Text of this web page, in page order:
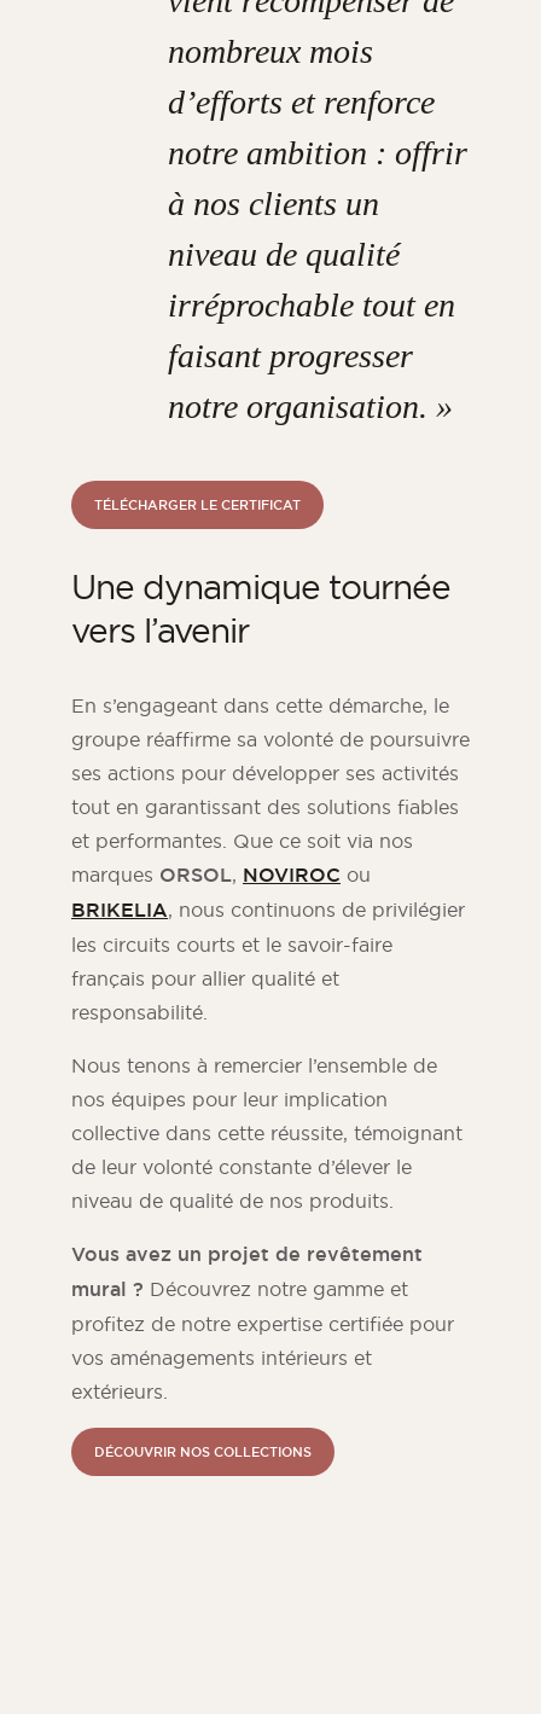
nombreux mois
d’efforts et renforce
notre ambition : offrir
à nos clients un
niveau de qualité
irréprochable tout en
faisant progresser
notre organisation. »
TÉLÉCHARGER LE CERTIFICAT
Une dynamique tournée
vers l’avenir
En s’engageant dans cette démarche, le
groupe réaffirme sa volonté de poursuivre
ses actions pour développer ses activités
tout en garantissant des solutions fiables
et performantes. Que ce soit via nos
marques ORSOL, NOVIROC ou
BRIKELIA, nous continuons de privilégier
les circuits courts et le savoir-faire
français pour allier qualité et
responsabilité.
Nous tenons à remercier l’ensemble de
nos équipes pour leur implication
collective dans cette réussite, témoignant
de leur volonté constante d’élever le
niveau de qualité de nos produits.
Vous avez un projet de revêtement
mural ? Découvrez notre gamme et
profitez de notre expertise certifiée pour
vos aménagements intérieurs et
extérieurs.
DÉCOUVRIR NOS COLLECTIONS